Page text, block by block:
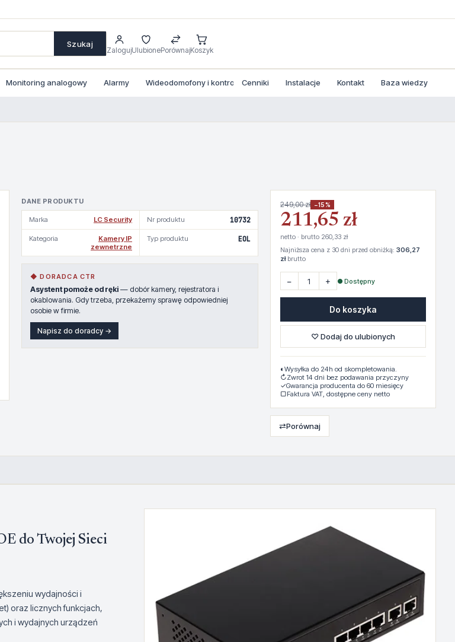
Szukaj
ZalogujUlubionePorównajKoszyk
Monitoring analogowy Alarmy Wideodomofony i kontrola dostepu
Cenniki Instalacje Kontakt Baza wiedzy
DANE PRODUKTU
Marka LC Security Nr produktu 10732
Kategoria
Kamery IP
zewnetrzne
Typ produktu EOL
◆ DORADCA CTR
Asystent pomoże od ręki — dobór kamery, rejestratora i
okablowania. Gdy trzeba, przekażemy sprawę odpowiedniej
osobie w firmie.
Napisz do doradcy →
249,00 zł −15%
211,65 zł
netto · brutto 260,33 zł
Najniższa cena z 30 dni przed obniżką: 306,27
złbrutto
− + ● Dostępny
Do koszyka
♡ Dodaj do ulubionych
◐ Wysyłka do 24h od skompletowania.
↻Zwrot 14 dni bez podawania przyczyny
✓Gwarancja producenta do 60 miesięcy
▢Faktura VAT, dostępne ceny netto
⇄Porównaj
do Twojej Sieci
wydajności i
oraz licznych funkcjach,
i wydajnych urządzeń